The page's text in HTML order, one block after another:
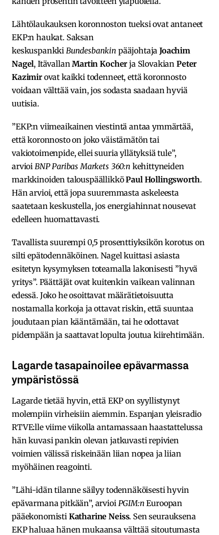
Lähtölaukauksen koronnoston tueksi ovat antaneet
EKP:n haukat. Saksan
keskuspankki Bundesbankin pääjohtajaJoachim
Nagel, ItävallanMartin Kocherja Slovakian Peter
Kazimirovat kaikki todenneet, että koronnosto
voidaan välttää vain, jos sodasta saadaan hyviä
uutisia.
”EKP:n viimeaikainen viestintä antaa ymmärtää,
että koronnosto on joko väistämätön tai
vakiotoimenpide, ellei suuria yllätyksiä tule”,
arvioi BNP Paribas Markets 360:n kehittyneiden
markkinoiden talouspäällikköPaul Hollingsworth.
Hän arvioi, että jopa suuremmasta askeleesta
saatetaan keskustella, jos energiahinnat nousevat
edelleen huomattavasti.
Tavallista suurempi 0,5 prosenttiyksikön korotus on
silti epätodennäköinen. Nagel kuittasi asiasta
esitetyn kysymyksen toteamalla lakonisesti ”hyvä
yritys”. Päättäjät ovat kuitenkin vaikean valinnan
edessä. Joko he osoittavat määrätietoisuutta
nostamalla korkoja ja ottavat riskin, että suuntaa
joudutaan pian kääntämään, tai he odottavat
pidempään ja saattavat lopulta joutua kiirehtimään.
Lagarde tasapainoilee epävarmassa
ympäristössä
Lagarde tietää hyvin, että EKP on syyllistynyt
molempiin virheisiin aiemmin. Espanjan yleisradio
RTVE:lle viime viikolla antamassaan haastattelussa
hän kuvasi pankin olevan jatkuvasti repivien
voimien välissä riskeinään liian nopea ja liian
myöhäinen reagointi.
”Lähi-idän tilanne säilyy todennäköisesti hyvin
epävarmana pitkään”, arvioi PGIM:n Euroopan
pääekonomisti Katharine Neiss. Sen seurauksena
EKP haluaa hänen mukaansa välttää sitoutumasta